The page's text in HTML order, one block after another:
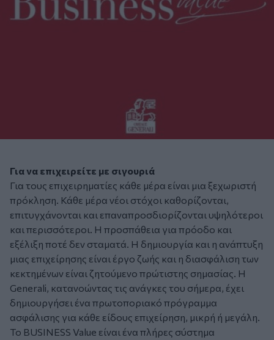
Για να επιχειρείτε με σιγουριά
Για τους επιχειρηματίες κάθε μέρα είναι μια ξεχωριστή
πρόκληση. Κάθε μέρα νέοι στόχοι καθορίζονται,
επιτυγχάνονται και επαναπροσδιορίζονται υψηλότεροι
και περισσότεροι. Η προσπάθεια για πρόοδο και
εξέλιξη ποτέ δεν σταματά. Η δημιουργία και η ανάπτυξη
μιας επιχείρησης είναι έργο ζωής και η διασφάλιση των
κεκτημένων είναι ζητούμενο πρώτιστης σημασίας. Η
Generali, κατανοώντας τις ανάγκες του σήμερα, έχει
δημιουργήσει ένα πρωτοποριακό πρόγραμμα
ασφάλισης για κάθε είδους επιχείρηση, μικρή ή μεγάλη.
Το BUSINESS Value είναι ένα πλήρες σύστημα